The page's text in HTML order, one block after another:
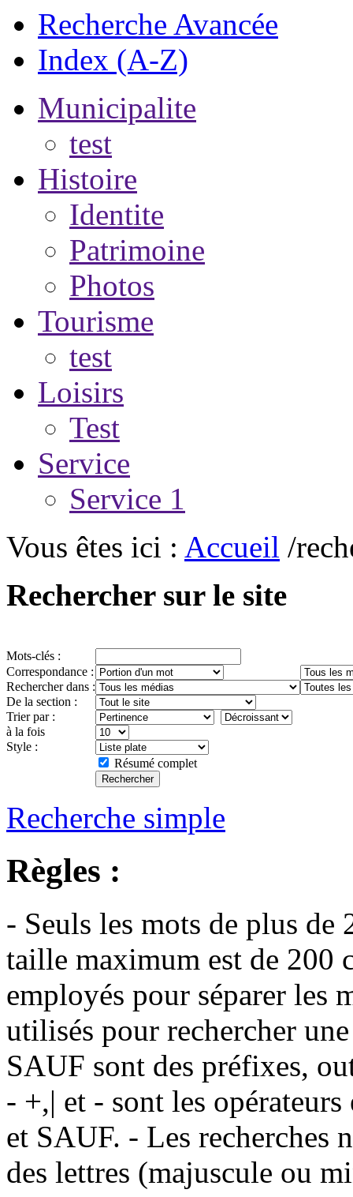
Recherche Avancée
Index (A-Z)
Municipalite
test
Histoire
Identite
Patrimoine
Photos
Tourisme
test
Loisirs
Test
Service
Service 1
Vous êtes ici : Accueil /
Rechercher sur le site
Mots-clés :
Correspondance :
Rechercher dans :
De la section :
Trier par :
à la fois
Style :
Résumé complet
Recherche simple
Règles :
- Seuls les mots de plus de
taille maximum est de 200
employés pour séparer les
utilisés pour rechercher
SAUF sont des préfixes,
- +,| et - sont les
et SAUF. - Les recherches
des lettres (majuscule ou